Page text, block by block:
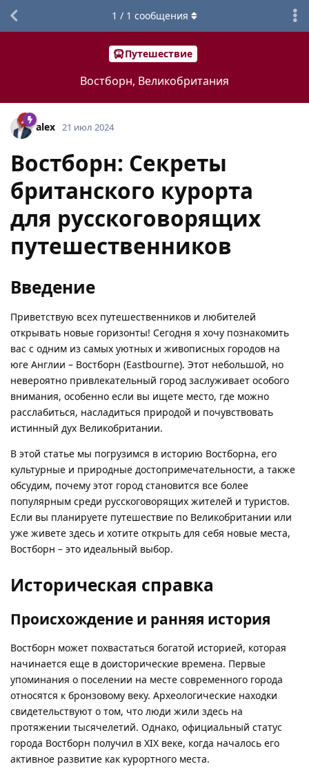
Путешествие
Востборн, Великобритания
1 / 1 сообщения
alex 21 июл 2024
Востборн: Секреты
британского курорта
для русскоговорящих
путешественников
Введение
Приветствую всех путешественников и любителей
открывать новые горизонты! Сегодня я хочу познакомить
вас с одним из самых уютных и живописных городов на
юге Англии – Востборн (Eastbourne). Этот небольшой, но
невероятно привлекательный город заслуживает особого
внимания, особенно если вы ищете место, где можно
расслабиться, насладиться природой и почувствовать
истинный дух Великобритании.
В этой статье мы погрузимся в историю Востборна, его
культурные и природные достопримечательности, а также
обсудим, почему этот город становится все более
популярным среди русскоговорящих жителей и туристов.
Если вы планируете путешествие по Великобритании или
уже живете здесь и хотите открыть для себя новые места,
Востборн – это идеальный выбор.
Историческая справка
Происхождение и ранняя история
Востборн может похвастаться богатой историей, которая
начинается еще в доисторические времена. Первые
упоминания о поселении на месте современного города
относятся к бронзовому веку. Археологические находки
свидетельствуют о том, что люди жили здесь на
протяжении тысячелетий. Однако, официальный статус
города Востборн получил в XIX веке, когда началось его
активное развитие как курортного места.